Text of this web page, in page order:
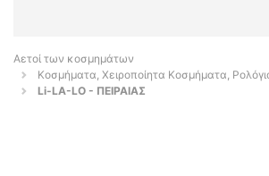
Αετοί των κοσμημάτων
Κοσμήματα, Χειροποίητα Κοσμήματα,
Li-LA-LO - ΠΕΙΡΑΙΑΣ